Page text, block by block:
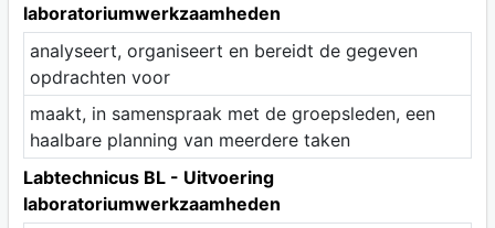
laboratoriumwerkzaamheden
analyseert, organiseert en bereidt de gegeven
opdrachten voor
maakt, in samenspraak met de groepsleden, een
haalbare planning van meerdere taken
Labtechnicus BL - Uitvoering
laboratoriumwerkzaamheden